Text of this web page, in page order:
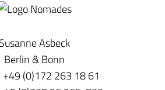
Susanne Asbeck
Berlin & Bonn
+49 (0)172 263 18 61